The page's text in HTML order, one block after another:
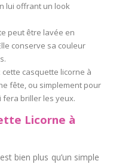
lui offrant un look
peut être lavée en
conserve sa couleur
cette casquette licorne à
fête, ou simplement pour
fera briller les yeux.
Licorne à
bien plus qu’un simple